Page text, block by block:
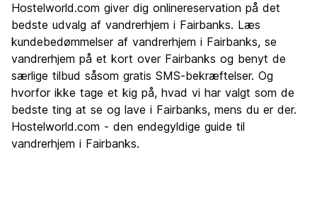
Kultur
Fester
Værdi for pengene
7.8
Hostelworld.com giver dig onlinereservation på det
bedste udvalg af vandrerhjem i Fairbanks. Læs
kundebedømmelser af vandrerhjem i Fairbanks, se
vandrerhjem på et kort over Fairbanks og benyt de
særlige tilbud såsom gratis SMS-bekræftelser. Og
hvorfor ikke tage et kig på, hvad vi har valgt som de
bedste ting at se og lave i Fairbanks, mens du er der.
Hostelworld.com - den endegyldige guide til
vandrerhjem i Fairbanks.